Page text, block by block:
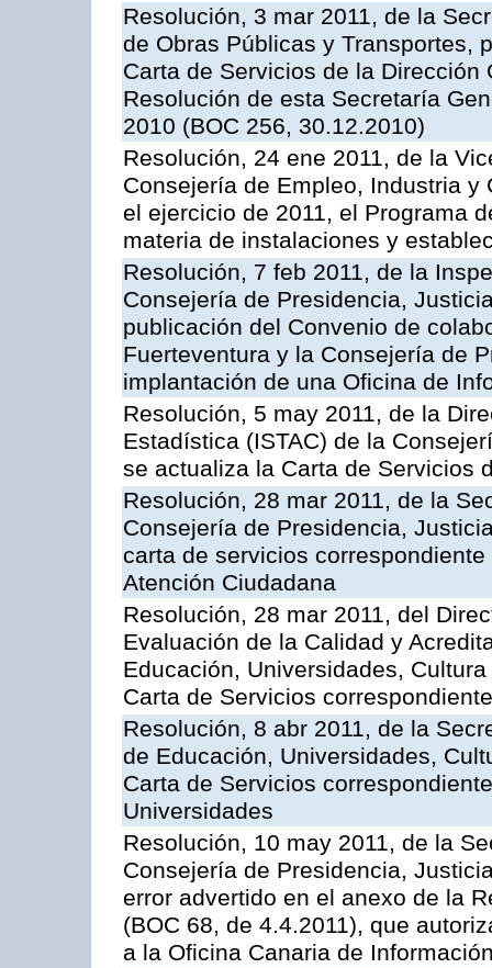
Resolución, 3 mar 2011, de la
de Obras Públicas y Transportes,
Carta de Servicios de la
Resolución de esta Secretaría
2010 (BOC 256, 30.12.2010)
Resolución, 24 ene 2011, de la
Consejería de Empleo, Industria
el ejercicio de 2011, el Programa
materia de instalaciones y
Resolución, 7 feb 2011, de la
Consejería de Presidencia,
publicación del Convenio de
Fuerteventura y la Consejería de
implantación de una Oficina de
Resolución, 5 may 2011, de la
Estadística (ISTAC) de la
se actualiza la Carta de Servicios
Resolución, 28 mar 2011, de la
Consejería de Presidencia,
carta de servicios
Atención Ciudadana
Resolución, 28 mar 2011, del
Evaluación de la Calidad y
Educación, Universidades,
Carta de Servicios
Resolución, 8 abr 2011, de la
de Educación, Universidades,
Carta de Servicios
Universidades
Resolución, 10 may 2011, de la
Consejería de Presidencia,
error advertido en el anexo de la
(BOC 68, de 4.4.2011), que
a la Oficina Canaria de